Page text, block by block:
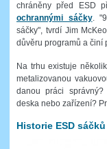
chráněny před ESD
ochrannými sáčky.
sáčky", tvrdí Jim
důvěru programů a činí
Na trhu existuje
metalizovanou
danou práci
deska nebo zařízení?
Historie ESD sáčků